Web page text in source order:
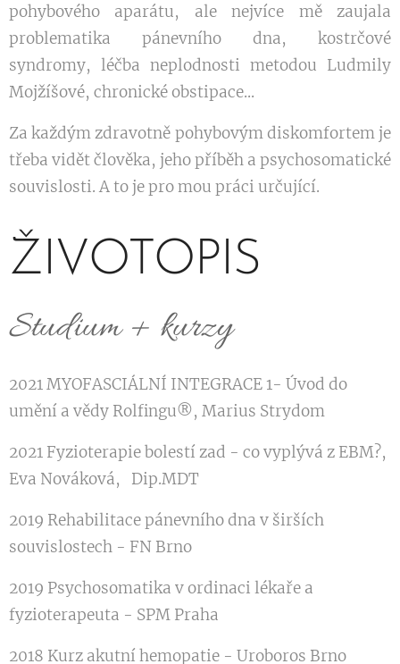
pohybového aparátu, ale nejvíce mě zaujala
problematika pánevního dna, kostrčové
syndromy, léčba neplodnosti metodou Ludmily
Mojžíšové, chronické obstipace...
Za každým zdravotně pohybovým diskomfortem je
třeba vidět člověka, jeho příběh a psychosomatické
souvislosti. A to je pro mou práci určující.
ŽIVOTOPIS
Studium + kurzy
2021MYOFASCIÁLNÍ INTEGRACE 1- Úvod do
umění a vědy Rolfingu®, Marius Strydom
2021 Fyzioterapie bolestí zad - co vyplývá z EBM?,
Eva Nováková, Dip.MDT
2019 Rehabilitace pánevního dna v širších
souvislostech - FN Brno
2019 Psychosomatika v ordinaci lékaře a
fyzioterapeuta - SPM Praha
2018 Kurz akutní hemopatie - Uroboros Brno